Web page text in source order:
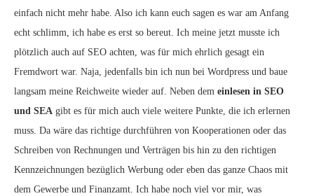
einfach nicht mehr habe. Also ich kann euch sagen es war am Anfang
echt schlimm, ich habe es erst so bereut. Ich meine jetzt musste ich
plötzlich auch auf SEO achten, was für mich ehrlich gesagt ein
Fremdwort war. Naja, jedenfalls bin ich nun bei Wordpress und baue
langsam meine Reichweite wieder auf. Neben dem einlesen in SEO
und SEA gibt es für mich auch viele weitere Punkte, die ich erlernen
muss. Da wäre das richtige durchführen von Kooperationen oder das
Schreiben von Rechnungen und Verträgen bis hin zu den richtigen
Kennzeichnungen bezüglich Werbung oder eben das ganze Chaos mit
dem Gewerbe und Finanzamt. Ich habe noch viel vor mir, was